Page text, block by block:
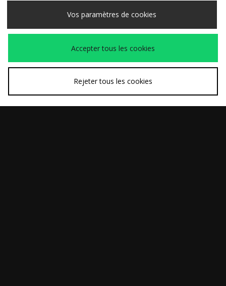
130,00€ Nike SB Short de
Vos paramètres de cookies
Accepter tous les cookies
Rejeter tous les cookies